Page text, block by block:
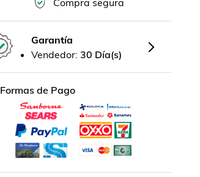
Compra segura
Garantía
Vendedor: 30 Día(s)
Formas de Pago